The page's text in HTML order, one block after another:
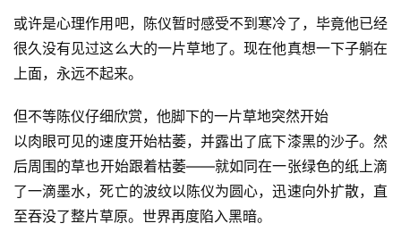
或许是心理作用吧，陈仪暂时感受不到寒冷了，毕竟他已经
很久没有见过这么大的一片草地了。现在他真想一下子躺在
上面，永远不起来。
但不等陈仪仔细欣赏，他脚下的一片草地突然开始
以肉眼可见的速度开始枯萎，并露出了底下漆黑的沙子。然
后周围的草也开始跟着枯萎——就如同在一张绿色的纸上滴
了一滴墨水，死亡的波纹以陈仪为圆心，迅速向外扩散，直
至吞没了整片草原。世界再度陷入黑暗。